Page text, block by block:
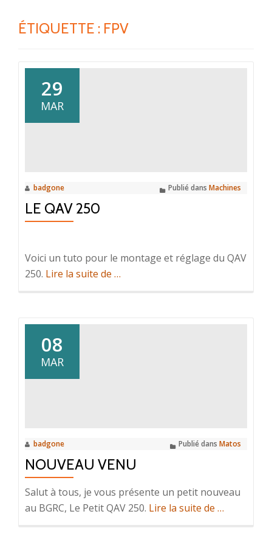
ÉTIQUETTE : FPV
29
MAR
badgone Publié dans Machines
LE QAV 250
Voici un tuto pour le montage et réglage du QAV
250. Lire la suite de à
…
08
MAR
badgone Publié dans Matos
NOUVEAU VENU
Salut à tous, je vous présente un petit nouveau
au BGRC, Le Petit QAV 250. Lire la suite de à
…